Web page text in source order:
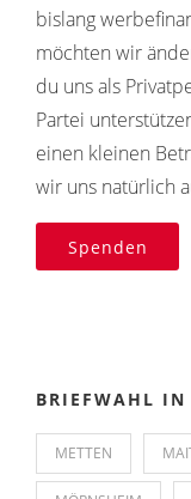
bislang
möchten wir
du uns als
Partei
einen kleinen
wir uns natürlich
Spenden
BRIEFWAHL IN
METTEN